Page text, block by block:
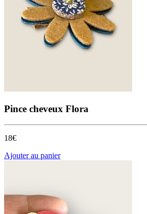
Pince cheveux Flora
18€
Ajouter au panier